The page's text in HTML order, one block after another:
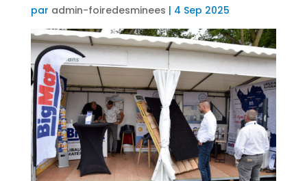
par admin-foiredesminees | 4 Sep 2025